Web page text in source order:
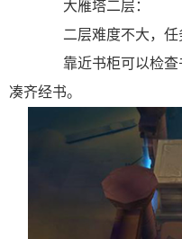
大雁塔二层：
二层难度不大，任
靠近书柜可以检查
凑齐经书。